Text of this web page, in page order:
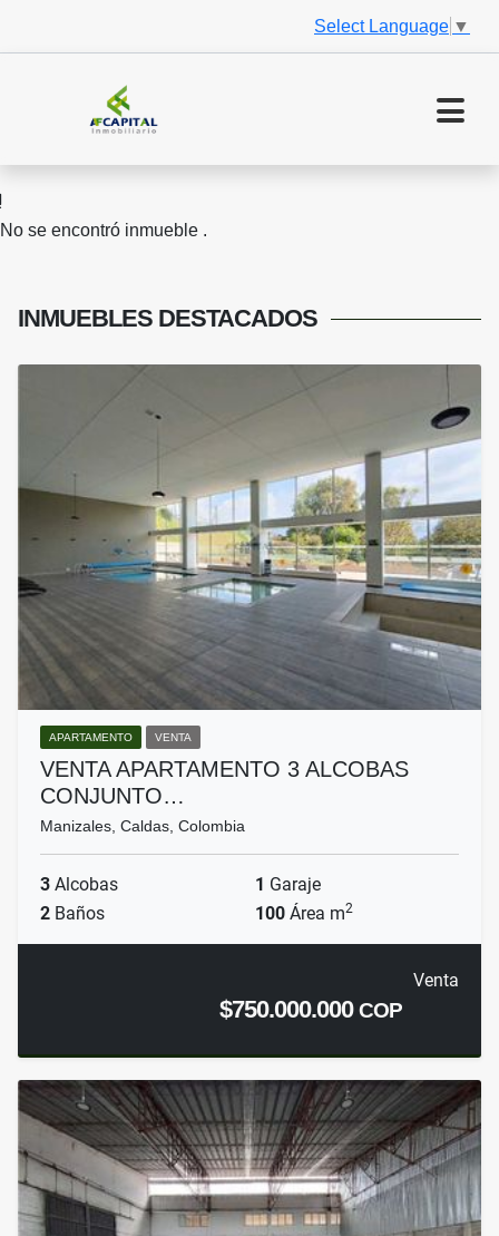
Select Language ▼
No se encontró inmueble .
INMUEBLES DESTACADOS
APARTAMENTO VENTA
VENTA APARTAMENTO 3 ALCOBAS
CONJUNTO…
Manizales, Caldas, Colombia
3 Alcobas 1 Garaje
2 Baños 100 Área m2
Venta
$750.000.000COP